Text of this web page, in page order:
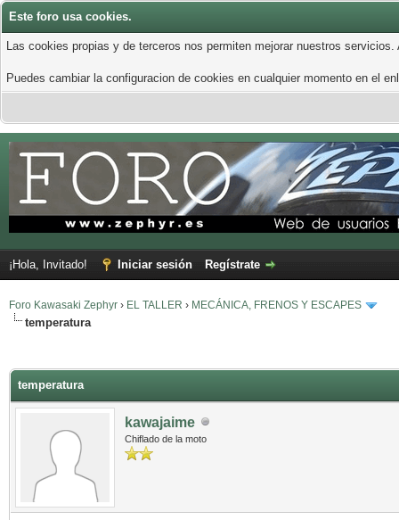
Este foro usa cookies.
Las cookies propias y de terceros nos permiten mejorar nuestros
Puedes cambiar la configuracion de cookies en cualquier momento en el
¡Hola, Invitado! Iniciar sesión Regístrate
Foro Kawasaki Zephyr › EL TALLER › MECÁNICA, FRENOS Y ESCAPES
temperatura
temperatura
kawajaime
Chiflado de la moto